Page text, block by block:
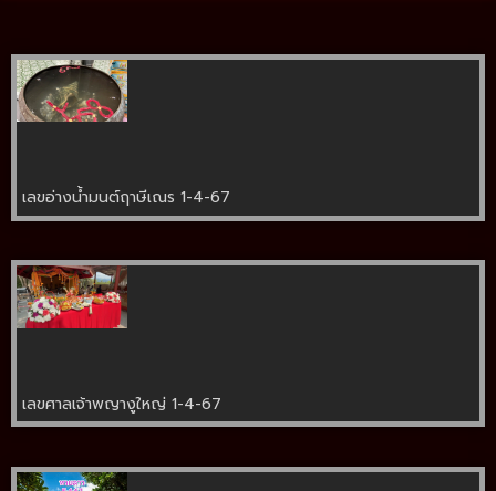
เลขอ่างน้ำมนต์ฤาษีเณร 1-4-67
เลขศาลเจ้าพญางูใหญ่ 1-4-67